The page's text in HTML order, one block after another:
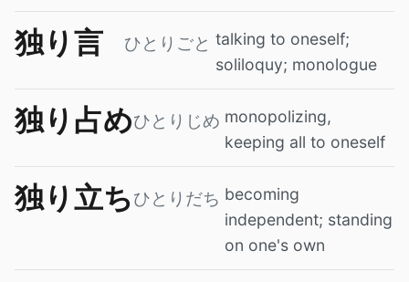
独り言 ひとりごと talking to oneself;
soliloquy; monologue
独り占めひとりじめ monopolizing,
keeping all to oneself
独り立ちひとりだち becoming
independent; standing
on one's own